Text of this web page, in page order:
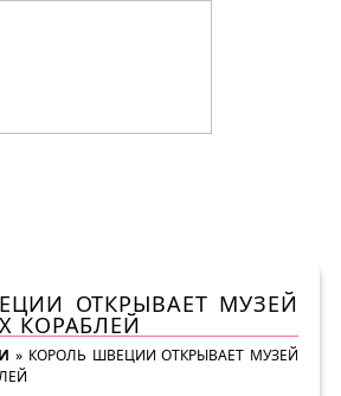
ОТКРЫВАЕТ МУЗЕЙ
КОРАБЛЕЙ
» КОРОЛЬ ШВЕЦИИ ОТКРЫВАЕТ МУЗЕЙ